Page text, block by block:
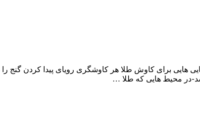
هایی برای کاوش طلا هر کاوشگری رویای پیدا کردن
در محیط هایی که طلا …